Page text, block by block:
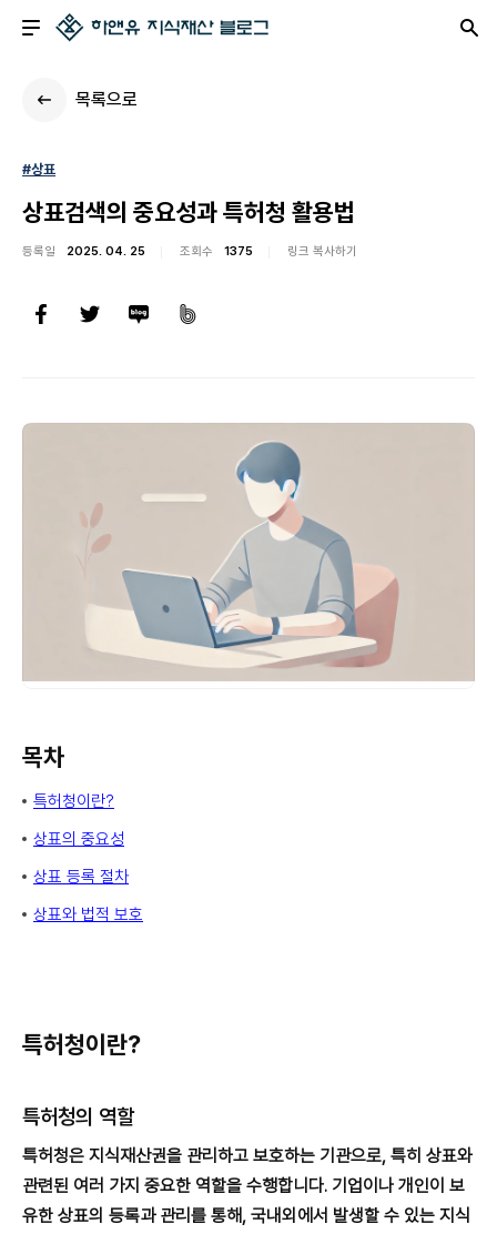
목록으로
#상표
상표검색의 중요성과 특허청 활용법
등록일 2025. 04. 25 조회수 1375 링크 복사하기
목차
특허청이란?
상표의 중요성
상표 등록 절차
상표와 법적 보호
특허청이란?
특허청의 역할
특허청은 지식재산권을 관리하고 보호하는 기관으로, 특히 상표와
관련된 여러 가지 중요한 역할을 수행합니다. 기업이나 개인이 보
유한 상표의 등록과 관리를 통해, 국내외에서 발생할 수 있는 지식